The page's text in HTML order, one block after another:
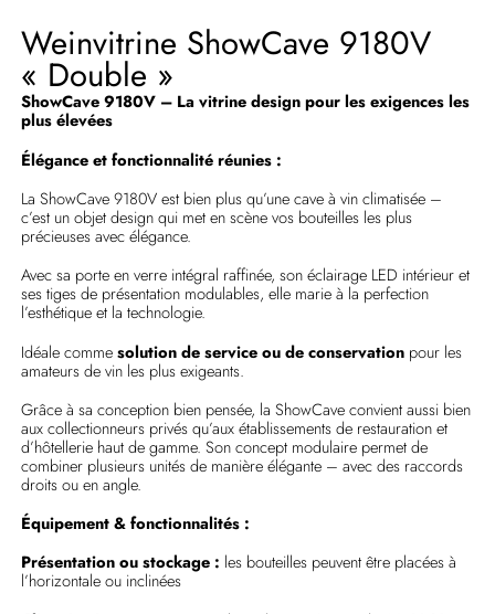
Weinvitrine ShowCave 9180V
« Double »
ShowCave 9180V – La vitrine design pour les exigences les
plus élevées
Élégance et fonctionnalité réunies :
La ShowCave 9180V est bien plus qu’une cave à vin climatisée –
c’est un objet design qui met en scène vos bouteilles les plus
précieuses avec élégance.
Avec sa porte en verre intégral raffinée, son éclairage LED intérieur et
ses tiges de présentation modulables, elle marie à la perfection
l’esthétique et la technologie.
Idéale commesolution de service ou de conservation pour les
amateurs de vin les plus exigeants.
Grâce à sa conception bien pensée, la ShowCave convient aussi bien
aux collectionneurs privés qu’aux établissements de restauration et
d’hôtellerie haut de gamme. Son concept modulaire permet de
combiner plusieurs unités de manière élégante – avec des raccords
droits ou en angle.
Équipement & fonctionnalités :
Présentation ou stockage : les bouteilles peuvent être placées à
l’horizontale ou inclinées